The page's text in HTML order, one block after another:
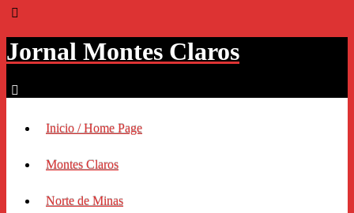
Jornal Montes Claros
Inicio / Home Page
Montes Claros
Norte de Minas